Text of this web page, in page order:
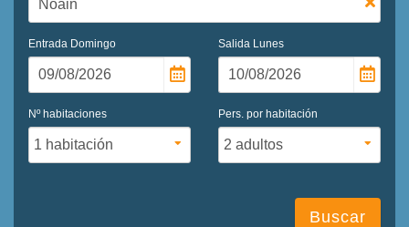
Entrada Domingo Salida Lunes
Nº habitaciones Pers. por habitación
Buscar